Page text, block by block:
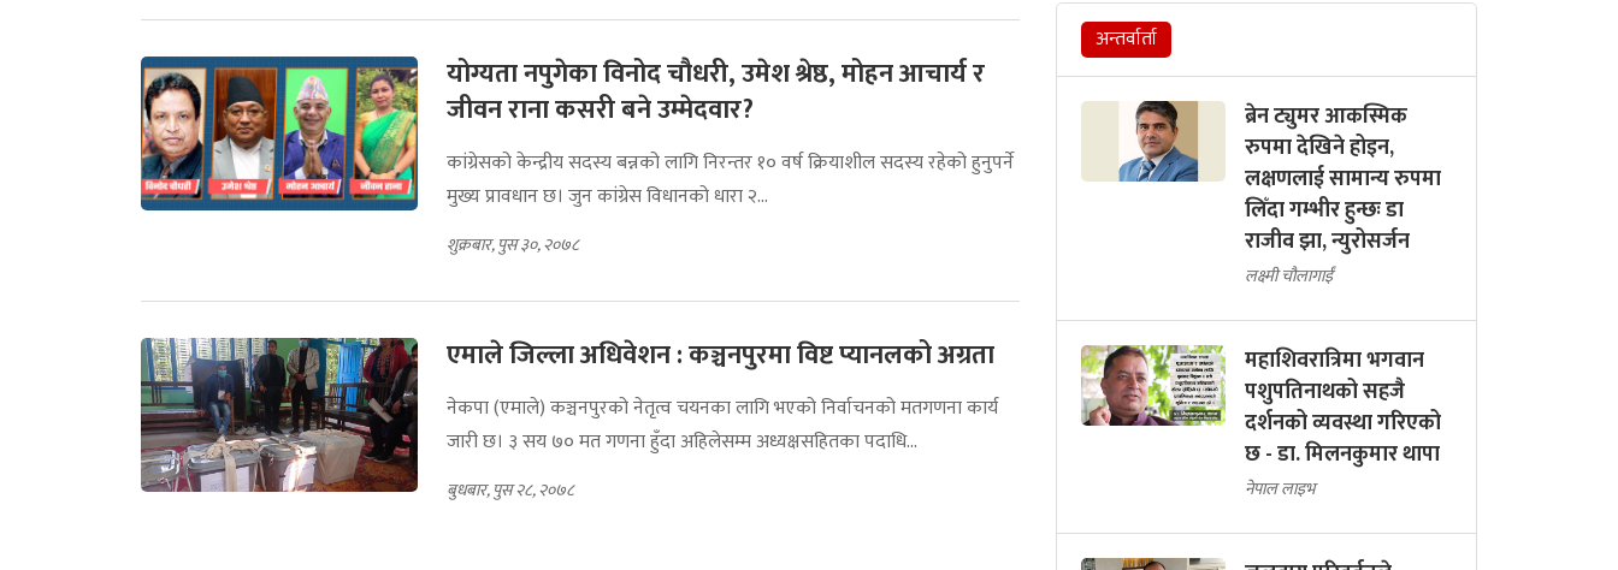
योग्यता नपुगेका विनोद चौधरी, उमेश श्रेष्ठ, मोहन आचार्य र
जीवन राना कसरी बने उम्मेदवार?
कांग्रेसको केन्द्रीय सदस्य बन्नको लागि निरन्तर १० वर्ष क्रियाशील सदस्य रहेको हुनुपर्ने
मुख्य प्रावधान छ। जुन कांग्रेस विधानको धारा २...
शुक्रबार, पुस ३०, २०७८
एमाले जिल्ला अधिवेशन : कञ्चनपुरमा विष्ट प्यानलको अग्रता
नेकपा (एमाले) कञ्चनपुरको नेतृत्व चयनका लागि भएको निर्वाचनको मतगणना कार्य
जारी छ। ३ सय ७० मत गणना हुँदा अहिलेसम्म अध्यक्षसहितका पदाधि...
बुधबार, पुस २८, २०७८
अन्तर्वार्ता
ब्रेन ट्युमर आकस्मिक
रुपमा देखिने होइन,
लक्षणलाई सामान्य रुपमा
लिँदा गम्भीर हुन्छः डा
राजीव झा, न्युरोसर्जन
लक्ष्मी चौलागाईं
महाशिवरात्रिमा भगवान
पशुपतिनाथको सहजै
दर्शनको व्यवस्था गरिएको
छ - डा. मिलनकुमार थापा
नेपाल लाइभ